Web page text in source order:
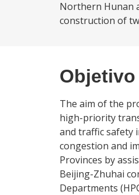
Northern Hunan
construction of
The aim of the
high-priority
and traffic safety
congestion and
Provinces by
Beijing-Zhuhai
Departments